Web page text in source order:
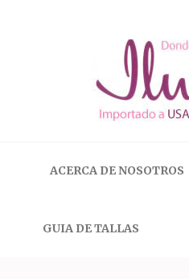
ACERCA DE NOSOTROS
GUIA DE TALLAS